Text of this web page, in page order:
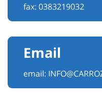
fax: 0383219032
Email
email: